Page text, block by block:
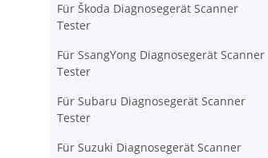
Für Škoda Diagnosegerät Scanner
Tester
Für SsangYong Diagnosegerät Scanner
Tester
Für Subaru Diagnosegerät Scanner
Tester
Für Suzuki Diagnosegerät Scanner